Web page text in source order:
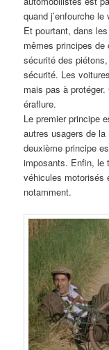
quand j’enfourche
Et pourtant, dans
mêmes principes
sécurité des
sécurité. Les
mais pas à
éraflure.
Le premier principe
autres usagers de
deuxième principe
imposants. Enfin, le
véhicules motorisés
notamment.